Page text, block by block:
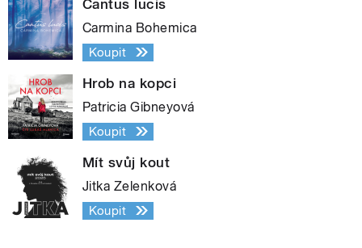
Cantus lucis
Carmina Bohemica
Koupit
Hrob na kopci
Patricia Gibneyová
Koupit
Mít svůj kout
Jitka Zelenková
Koupit